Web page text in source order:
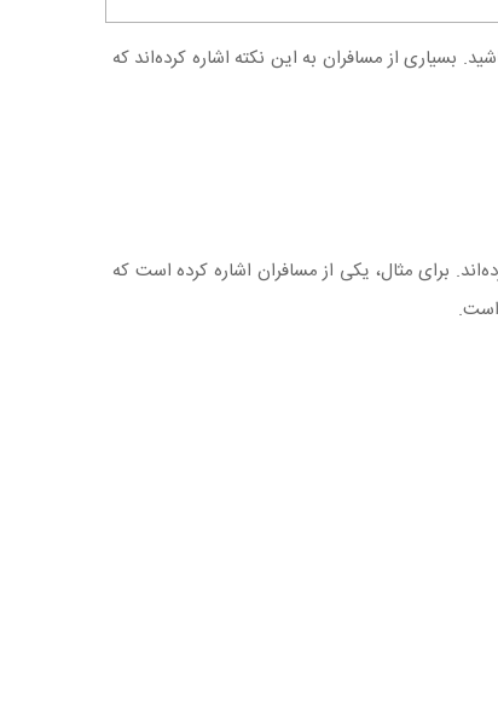
بسیاری از مسافران به این نکته اشاره کرده‌اند که
برای مثال، یکی از مسافران اشاره کرده است که
است.